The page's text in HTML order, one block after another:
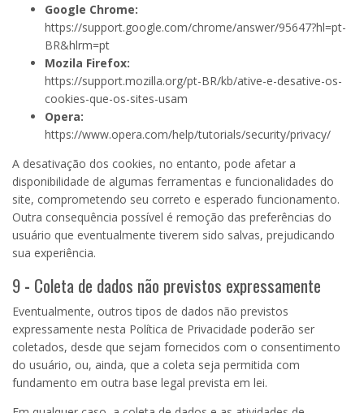
Google Chrome:
https://support.google.com/chrome/answer/95647?hl=pt-
BR&hlrm=pt
Mozila Firefox:
https://support.mozilla.org/pt-BR/kb/ative-e-desative-os-
cookies-que-os-sites-usam
Opera:
https://www.opera.com/help/tutorials/security/privacy/
A desativação dos cookies, no entanto, pode afetar a
disponibilidade de algumas ferramentas e funcionalidades do
site, comprometendo seu correto e esperado funcionamento.
Outra consequência possível é remoção das preferências do
usuário que eventualmente tiverem sido salvas, prejudicando
sua experiência.
9- Coleta de dados não previstos expressamente
Eventualmente, outros tipos de dados não previstos
expressamente nesta Política de Privacidade poderão ser
coletados, desde que sejam fornecidos com o consentimento
do usuário, ou, ainda, que a coleta seja permitida com
fundamento em outra base legal prevista em lei.